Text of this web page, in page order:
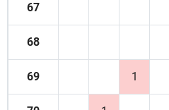
67
68
69 1